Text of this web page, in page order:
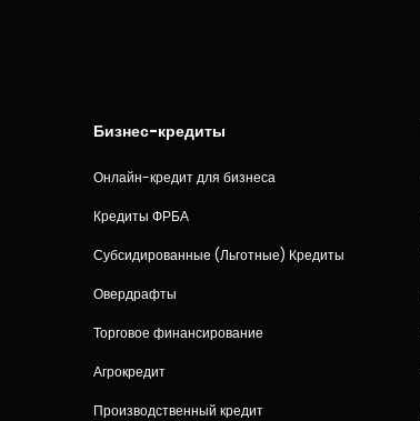
Бизнес-кредиты
Онлайн-кредит для бизнеса
Кредиты ФРБА
Субсидированные (Льготные) Кредиты
Овердрафты
Торговое финансирование
Агрокредит
Производственный кредит